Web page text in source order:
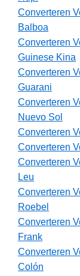
Converteren
Balboa
Converteren
Guinese Kina
Converteren
Guarani
Converteren
Nuevo Sol
Converteren
Converteren
Converteren
Leu
Converteren
Roebel
Converteren
Frank
Converteren
Colón